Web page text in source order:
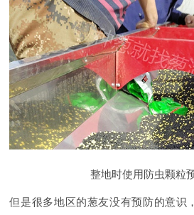
整地时使用防虫颗粒
但是很多地区的葱友没有预防的意识